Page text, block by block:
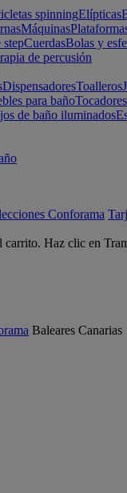
spinningElípticas
Máquinas
stepCuerdasBolas y
de percusión
DispensadoresToalleros
para baño
de baño iluminados
Conforama
Haz clic en
Baleares Canarias